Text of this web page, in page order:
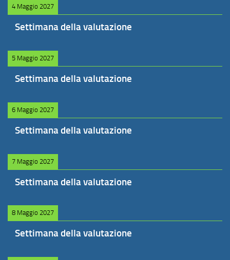
4 Maggio 2027
Settimana della valutazione
5 Maggio 2027
Settimana della valutazione
6 Maggio 2027
Settimana della valutazione
7 Maggio 2027
Settimana della valutazione
8 Maggio 2027
Settimana della valutazione